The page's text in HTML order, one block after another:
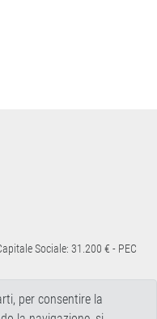
Sociale: 31.200 € - PEC
per consentire la